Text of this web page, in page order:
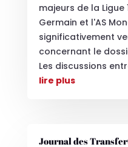
majeurs de la Ligue
Germain et l'AS
significativement
concernant le
Les discussions
lire plus
Journal des